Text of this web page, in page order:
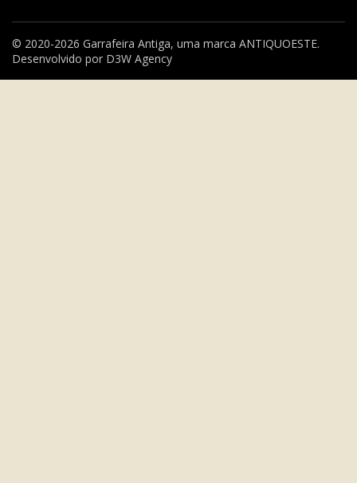
© 2020-2026 Garrafeira Antiga, uma marca ANTIQUOESTE.
Desenvolvido por D3W Agency